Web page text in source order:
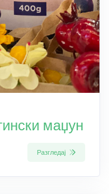
маџун
Разгледај